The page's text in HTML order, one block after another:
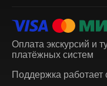
Оплата экскурсий и
платёжных систем
Поддержка